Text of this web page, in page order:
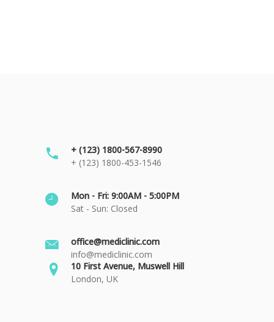
+ (123) 1800-567-8990
+ (123) 1800-453-1546
Mon - Fri: 9:00AM - 5:00PM
Sat - Sun: Closed
office@mediclinic.com
info@mediclinic.com
10 First Avenue, Muswell Hill
London, UK